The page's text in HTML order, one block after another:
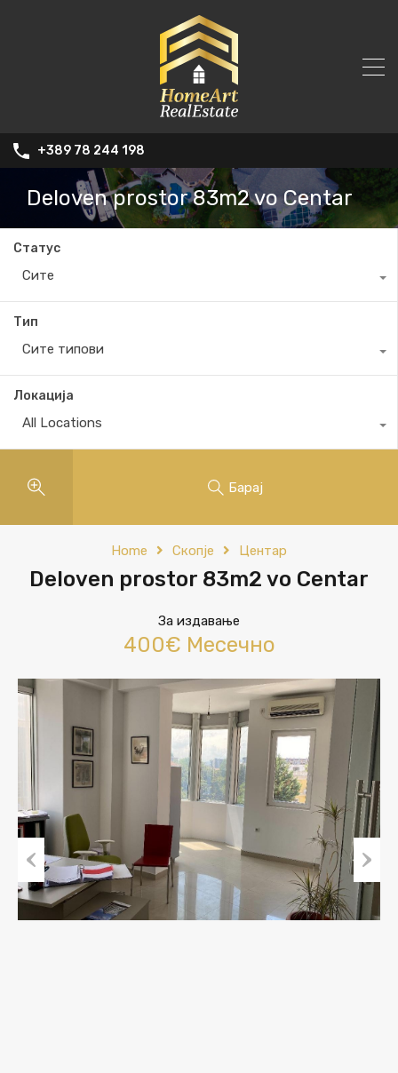
+389 78 244 198
Deloven prostor 83m2 vo Centar
Статус
Сите
Тип
Сите типови
Локација
All Locations
Барај
Home Скопје Центар
Deloven prostor 83m2 vo Centar
За издавање
400€ Месечно
Previous Next